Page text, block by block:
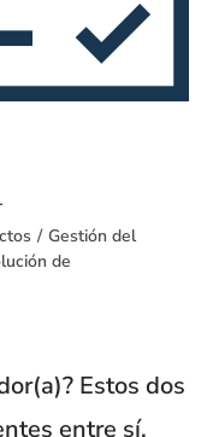
/ Gestión del
de
Estos dos
entre sí.